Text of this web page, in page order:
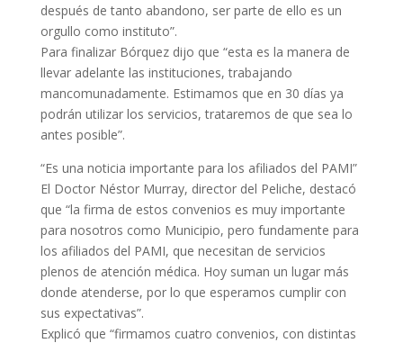
después de tanto abandono, ser parte de ello es un
orgullo como instituto”.
Para finalizar Bórquez dijo que “esta es la manera de
llevar adelante las instituciones, trabajando
mancomunadamente. Estimamos que en 30 días ya
podrán utilizar los servicios, trataremos de que sea lo
antes posible”.
“Es una noticia importante para los afiliados del PAMI”
El Doctor Néstor Murray, director del Peliche, destacó
que “la firma de estos convenios es muy importante
para nosotros como Municipio, pero fundamente para
los afiliados del PAMI, que necesitan de servicios
plenos de atención médica. Hoy suman un lugar más
donde atenderse, por lo que esperamos cumplir con
sus expectativas”.
Explicó que “firmamos cuatro convenios, con distintas